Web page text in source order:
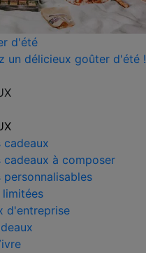
d'été
un délicieux goûter d'été !
à composer
personnalisables
d'entreprise